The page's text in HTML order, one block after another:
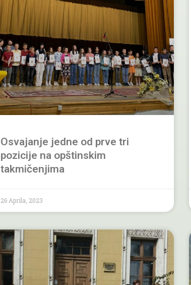
Osvajanje jedne od prve tri
pozicije na opštinskim
takmičenjima
26 Aprila, 2023